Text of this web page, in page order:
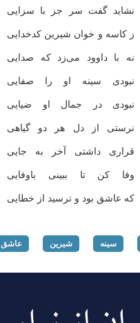
نشاید گفت سر جز با سزایی
ز كاسه و خوان شیرین كدخدایی
نه با داوود می‌زد كه صدایی
نبودی سینه او را صفایی
نبودی در جمال او ضیایی
نرستی از دل هر دو گیاهی
قراری داشتی آخر به جایی
وفا كن تا ببینی باوفایی
كه عاشق بود و ترسید از خطایی
سینه شیرین عاشق